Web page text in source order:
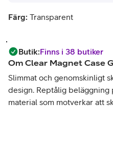
Färg: Transparent
Butik:Finns i 38 butiker
Om Clear Magnet Case
Slimmat och genomskinligt
design. Reptålig beläggning
material som motverkar att